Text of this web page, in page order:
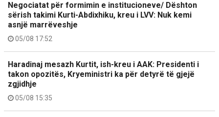
Negociatat për formimin e institucioneve/ Dështon
sërish takimi Kurti-Abdixhiku, kreu i LVV: Nuk kemi
asnjë marrëveshje
05/08 17:52
Haradinaj mesazh Kurtit, ish-kreu i AAK: Presidenti i
takon opozitës, Kryeministri ka për detyrë të gjejë
zgjidhje
05/08 15:35